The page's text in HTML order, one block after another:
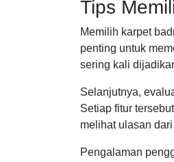
Tips
Memilih karpet
penting untuk
sering kali
Selanjutnya,
Setiap fitur
melihat ulasan
Pengalaman